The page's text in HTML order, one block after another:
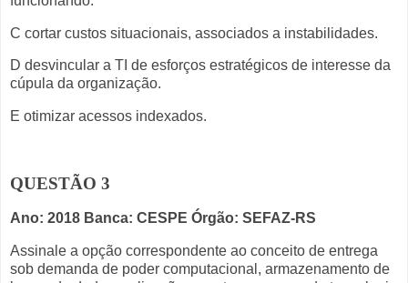
C cortar custos situacionais, associados a instabilidades.
D desvincular a TI de esforços estratégicos de interesse da
cúpula da organização.
E otimizar acessos indexados.
QUESTÃO 3
Ano: 2018 Banca: CESPE Órgão: SEFAZ-RS
Assinale a opção correspondente ao conceito de entrega
sob demanda de poder computacional, armazenamento de